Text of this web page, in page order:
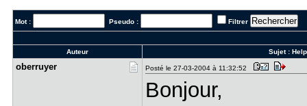
Mot : Pseudo : Filtrer
Auteur Sujet :
oberruyer Posté le 27-03-2004 à 11:32:52
Bonjour,